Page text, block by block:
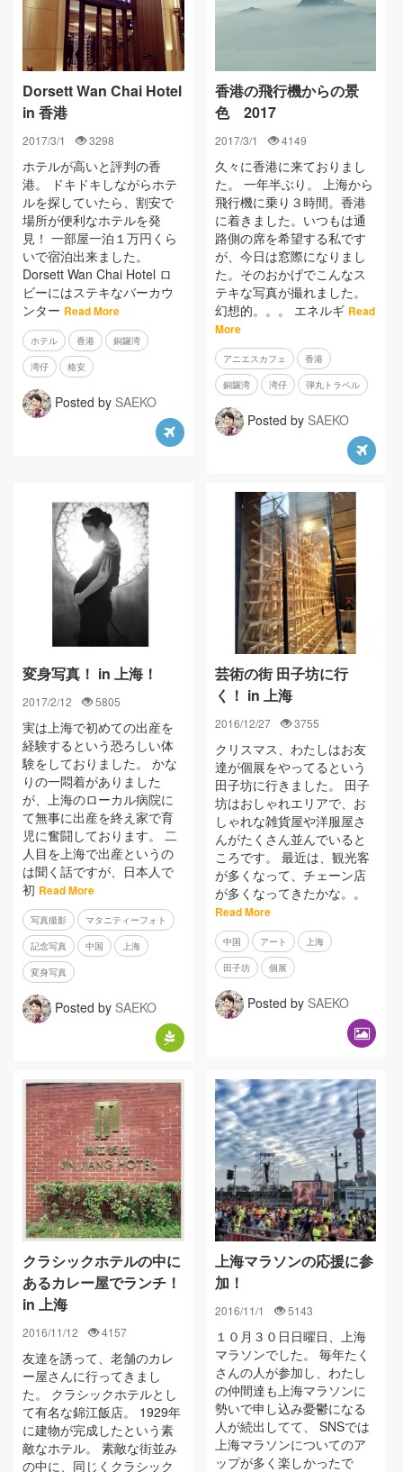
Dorsett Wan Chai Hotel
in 香港
2017/3/1 3298
ホテルが高いと評判の香
港。 ドキドキしながらホテ
ルを探していたら、割安で
場所が便利なホテルを発
見！ 一部屋一泊１万円くら
いで宿泊出来ました。
Dorsett Wan Chai Hotel ロ
ビーにはステキなバーカウ
ンター Read More
ホテル 香港 銅鑼湾
湾仔 格安
Posted by SAEKO
香港の飛行機からの景
色 2017
2017/3/1 4149
久々に香港に来ておりまし
た。 一年半ぶり。 上海から
飛行機に乗り３時間。香港
に着きました。いつもは通
路側の席を希望する私です
が、今日は窓際になりまし
た。そのおかげでこんなス
テキな写真が撮れました。
幻想的。。。 エネルギ Read
More
アニエスカフェ 香港
銅鑼湾 湾仔 弾丸トラベル
Posted by SAEKO
変身写真！ in 上海！
2017/2/12 5805
実は上海で初めての出産を
経験するという恐ろしい体
験をしておりました。 かな
りの一悶着がありました
が、上海のローカル病院に
て無事に出産を終え家で育
児に奮闘しております。 二
人目を上海で出産というの
は聞く話ですが、日本人で
初 Read More
写真撮影 マタニティーフォト
記念写真 中国 上海
変身写真
Posted by SAEKO
芸術の街 田子坊に行
く！ in 上海
2016/12/27 3755
クリスマス、わたしはお友
達が個展をやってるという
田子坊に行きました。 田子
坊はおしゃれエリアで、お
しゃれな雑貨屋や洋服屋さ
んがたくさん並んでいると
ころです。 最近は、観光客
が多くなって、チェーン店
が多くなってきたかな。。
Read More
中国 アート 上海
田子坊 個展
Posted by SAEKO
クラシックホテルの中に
あるカレー屋でランチ！
in 上海
2016/11/12 4157
友達を誘って、老舗のカレ
ー屋さんに行ってきまし
た。 クラシックホテルとし
て有名な錦江飯店。 1929年
に建物が完成したという素
敵なホテル。 素敵な街並み
の中に、同じくクラシック
上海マラソンの応援に参
加！
2016/11/1 5143
１０月３０日日曜日、上海
マラソンでした。 毎年たく
さんの人が参加し、わたし
の仲間達も上海マラソンに
勢いで申し込み憂鬱になる
人が続出してて、 SNSでは
上海マラソンについてのア
ップが多く楽しかったで